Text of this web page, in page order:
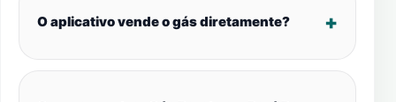
O aplicativo vende o gás diretamente?